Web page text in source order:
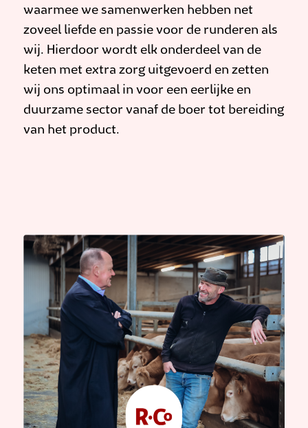
waarmee we samenwerken hebben net
zoveel liefde en passie voor de runderen als
wij. Hierdoor wordt elk onderdeel van de
keten met extra zorg uitgevoerd en zetten
wij ons optimaal in voor een eerlijke en
duurzame sector vanaf de boer tot bereiding
van het product.